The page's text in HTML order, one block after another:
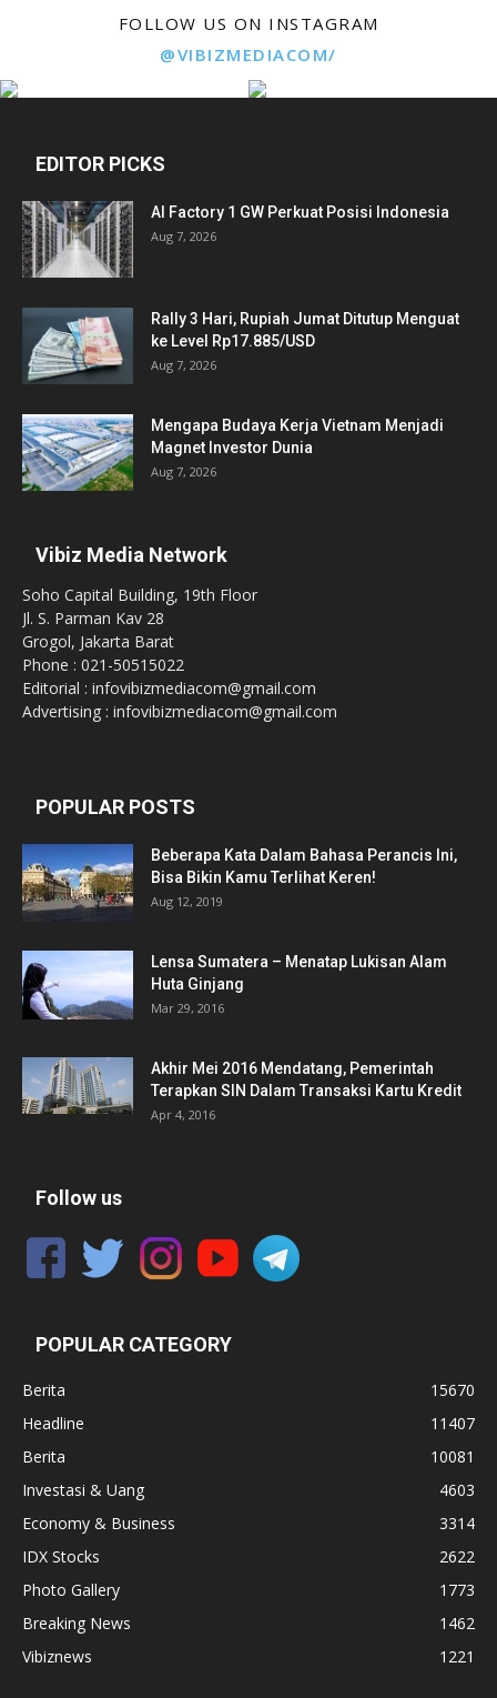
FOLLOW US ON INSTAGRAM
@VIBIZMEDIACOM/
EDITOR PICKS
AI Factory 1 GW Perkuat Posisi Indonesia
Aug 7, 2026
Rally 3 Hari, Rupiah Jumat Ditutup Menguat
ke Level Rp17.885/USD
Aug 7, 2026
Mengapa Budaya Kerja Vietnam Menjadi
Magnet Investor Dunia
Aug 7, 2026
Vibiz Media Network
Soho Capital Building, 19th Floor
Jl. S. Parman Kav 28
Grogol, Jakarta Barat
Phone : 021-50515022
Editorial : infovibizmediacom@gmail.com
Advertising : infovibizmediacom@gmail.com
POPULAR POSTS
Beberapa Kata Dalam Bahasa Perancis Ini,
Bisa Bikin Kamu Terlihat Keren!
Aug 12, 2019
Lensa Sumatera – Menatap Lukisan Alam
Huta Ginjang
Mar 29, 2016
Akhir Mei 2016 Mendatang, Pemerintah
Terapkan SIN Dalam Transaksi Kartu Kredit
Apr 4, 2016
Follow us
POPULAR CATEGORY
Berita
15670
Headline
11407
Berita
10081
Investasi & Uang
4603
Economy & Business
3314
IDX Stocks
2622
Photo Gallery
1773
Breaking News
1462
Vibiznews
1221